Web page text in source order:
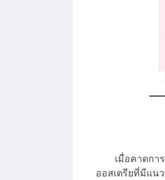
เมื่อคาดการณ์
ออสเตรียที่มีแน